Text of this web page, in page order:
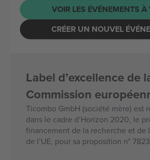
VOIR LES ÉVÉNEMENTS À
CRÉER UN NOUVEL
Label d’excellence de
Commission
Ticombo GmbH (société mère) est
dans le cadre d’Horizon 2020, le
financement de la recherche et de
de l’UE, pour sa proposition n°